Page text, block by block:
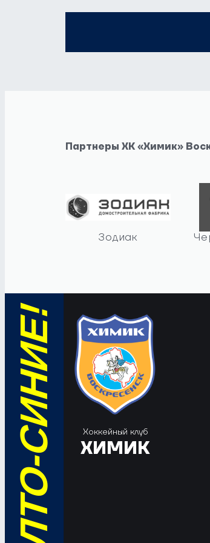
Партнеры ХК «Химик»
Зодиак
Хоккейный клуб
ХИМИК